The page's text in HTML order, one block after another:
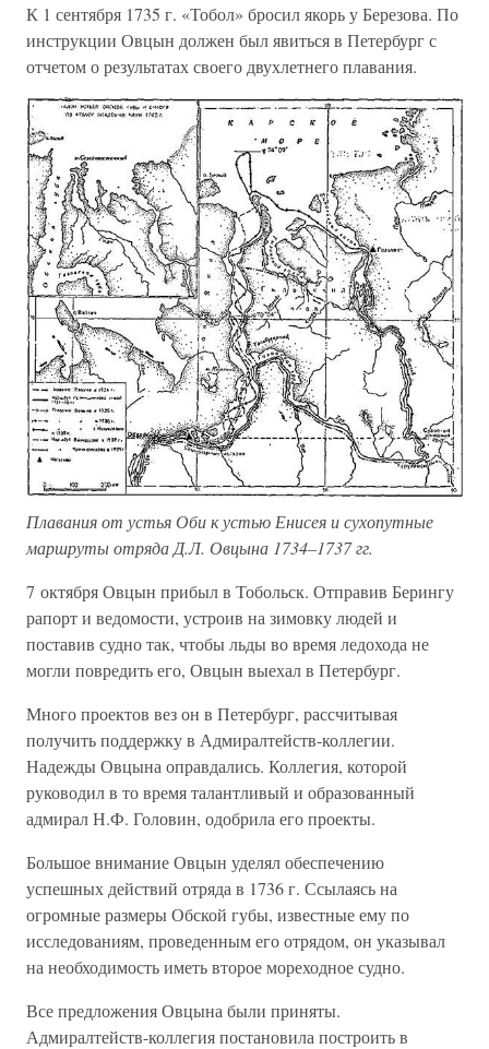
К 1 сентября 1735 г. «Тобол» бросил якорь у Березова. По
инструкции Овцын должен был явиться в Петербург с
отчетом о результатах своего двухлетнего плавания.
Плавания от устья Оби к устью Енисея и сухопутные
маршруты отряда Д.Л. Овцына 1734–1737 гг.
7 октября Овцын прибыл в Тобольск. Отправив Берингу
рапорт и ведомости, устроив на зимовку людей и
поставив судно так, чтобы льды во время ледохода не
могли повредить его, Овцын выехал в Петербург.
Много проектов вез он в Петербург, рассчитывая
получить поддержку в Адмиралтейств-коллегии.
Надежды Овцына оправдались. Коллегия, которой
руководил в то время талантливый и образованный
адмирал Н.Ф. Головин, одобрила его проекты.
Большое внимание Овцын уделял обеспечению
успешных действий отряда в 1736 г. Ссылаясь на
огромные размеры Обской губы, известные ему по
исследованиям, проведенным его отрядом, он указывал
на необходимость иметь второе мореходное судно.
Все предложения Овцына были приняты.
Адмиралтейств-коллегия постановила построить в